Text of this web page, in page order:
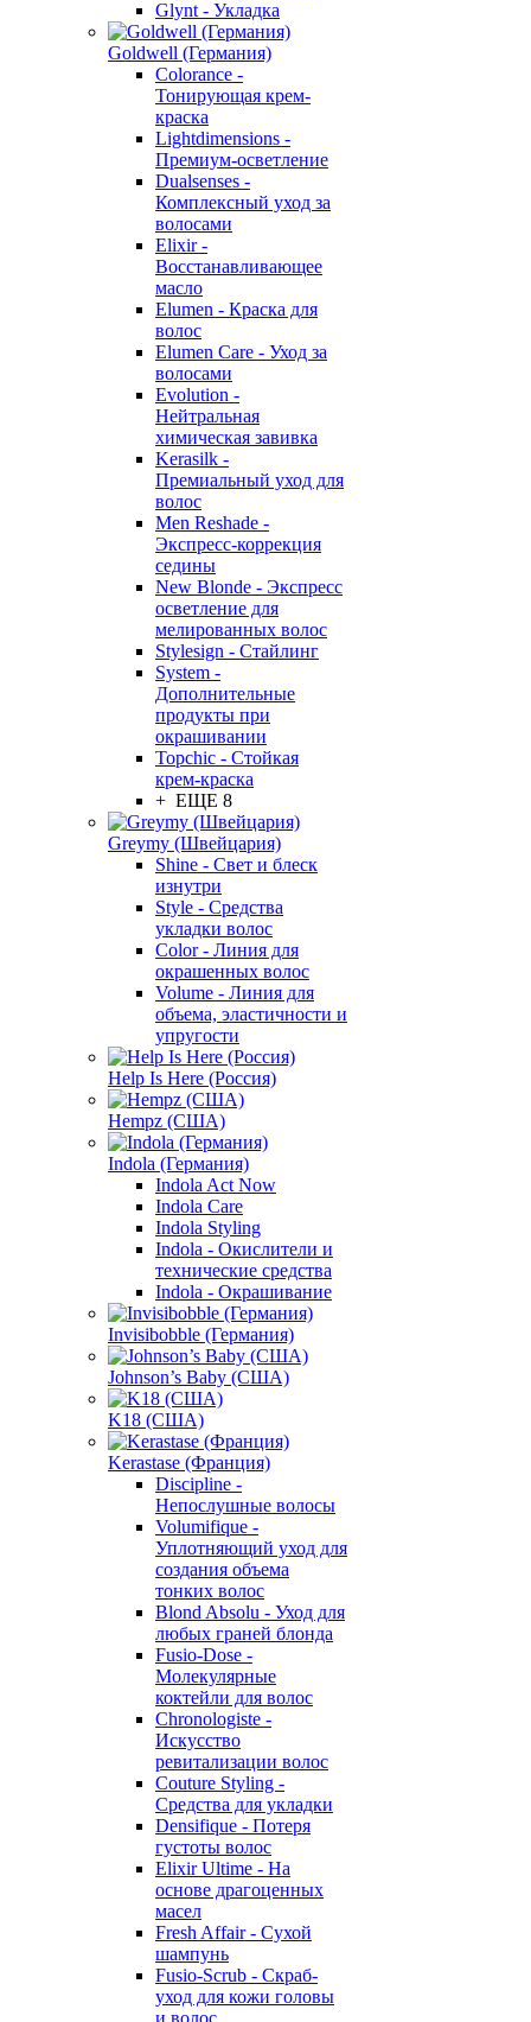
Glynt - Укладка
Goldwell (Германия)
Colorance -
Тонирующая крем-
краска
Lightdimensions -
Премиум-осветление
Dualsenses -
Комплексный уход за
волосами
Elixir -
Восстанавливающее
масло
Elumen - Краска для
волос
Elumen Care - Уход за
волосами
Evolution -
Нейтральная
химическая завивка
Kerasilk -
Премиальный уход для
волос
Men Reshade -
Экспресс-коррекция
седины
New Blonde - Экспресс
осветление для
мелированных волос
Stylesign - Стайлинг
System -
Дополнительные
продукты при
окрашивании
Topchic - Стойкая
крем-краска
+ ЕЩЕ 8
Greymy (Швейцария)
Shine - Свет и блеск
изнутри
Style - Средства
укладки волос
Color - Линия для
окрашенных волос
Volume - Линия для
объема, эластичности и
упругости
Help Is Here (Россия)
Hempz (США)
Indola (Германия)
Indola Act Now
Indola Care
Indola Styling
Indola - Окислители и
технические средства
Indola - Окрашивание
Invisibobble (Германия)
Johnson’s Baby (США)
K18 (США)
Kerastase (Франция)
Discipline -
Непослушные волосы
Volumifique -
Уплотняющий уход для
создания объема
тонких волос
Blond Absolu - Уход для
любых граней блонда
Fusio-Dose -
Молекулярные
коктейли для волос
Chronologiste -
Искусство
ревитализации волос
Couture Styling -
Средства для укладки
Densifique - Потеря
густоты волос
Elixir Ultime - На
основе драгоценных
масел
Fresh Affair - Сухой
шампунь
Fusio-Scrub - Скраб-
уход для кожи головы
и волос